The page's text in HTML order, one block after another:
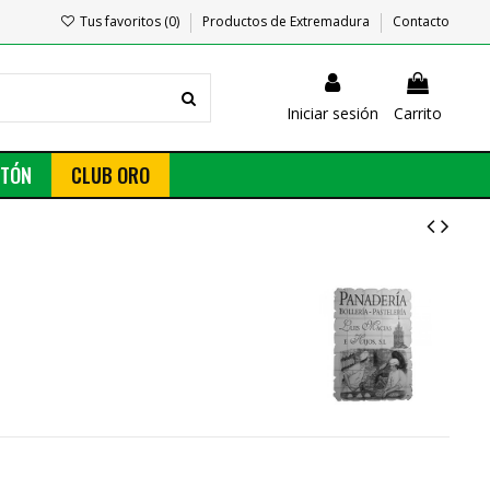
Tus favoritos (0) Productos de Extremadura Contacto
Iniciar sesión Carrito
CLUB ORO